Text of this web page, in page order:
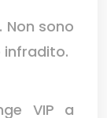
Non sono
infradito.
VIP a